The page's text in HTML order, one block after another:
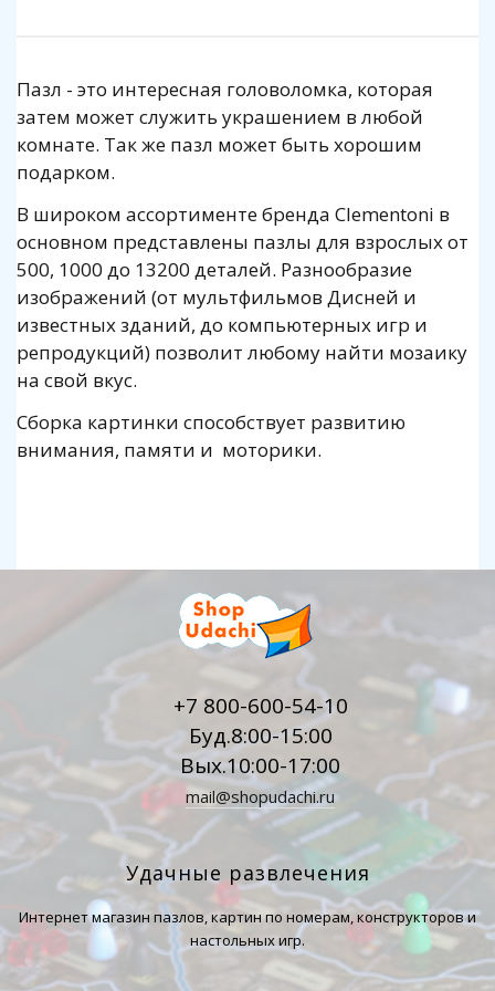
Пазл - это интересная головоломка, которая
затем может служить украшением в любой
комнате. Так же пазл может быть хорошим
подарком.
В широком ассортименте бренда Clementoni в
основном представлены пазлы для взрослых от
500, 1000 до 13200 деталей. Разнообразие
изображений (от мультфильмов Дисней и
известных зданий, до компьютерных игр и
репродукций) позволит любому найти мозаику
на свой вкус.
Сборка картинки способствует развитию
внимания, памяти и моторики.
+7 800-600-54-10
Буд.8:00-15:00
Вых.10:00-17:00
mail@shopudachi.ru
Удачные развлечения
Интернет магазин пазлов, картин по номерам, конструкторов и
настольных игр.